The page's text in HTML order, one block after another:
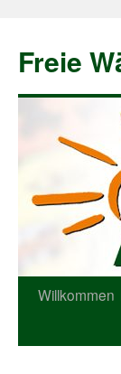
Freie
Willkommen